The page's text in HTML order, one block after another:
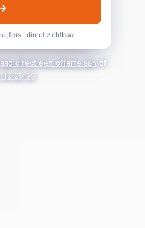
→
· direct zichtbaar
direct een offerte aan of
99 99